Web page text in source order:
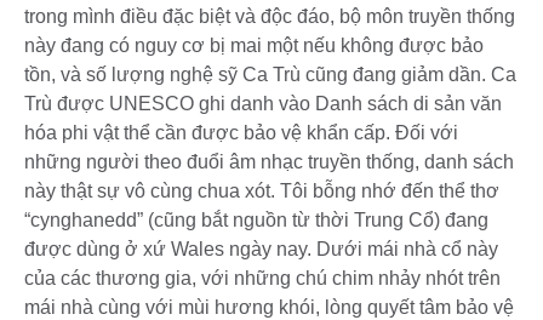
trong mình điều đặc biệt và độc đáo, bộ môn truyền thống
này đang có nguy cơ bị mai một nếu không được bảo
tồn, và số lượng nghệ sỹ Ca Trù cũng đang giảm dần. Ca
Trù được UNESCO ghi danh vào Danh sách di sản văn
hóa phi vật thể cần được bảo vệ khẩn cấp. Đối với
những người theo đuổi âm nhạc truyền thống, danh sách
này thật sự vô cùng chua xót. Tôi bỗng nhớ đến thể thơ
“cynghanedd” (cũng bắt nguồn từ thời Trung Cổ) đang
được dùng ở xứ Wales ngày nay. Dưới mái nhà cổ này
của các thương gia, với những chú chim nhảy nhót trên
mái nhà cùng với mùi hương khói, lòng quyết tâm bảo vệ